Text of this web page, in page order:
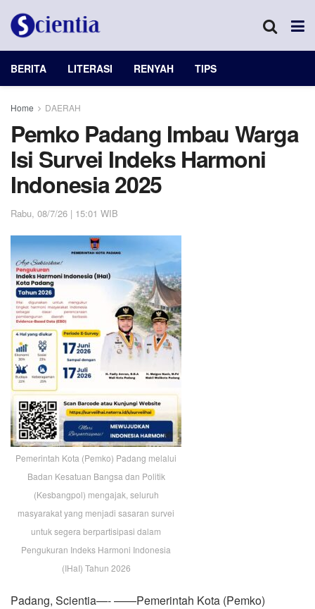
BERITA LITERASI RENYAH TIPS
Home DAERAH
Pemko Padang Imbau Warga
Isi Survei Indeks Harmoni
Indonesia 2025
Rabu, 08/7/26 | 15:01 WIB
Pemerintah Kota (Pemko) Padang melalui
Badan Kesatuan Bangsa dan Politik
(Kesbangpol) mengajak, seluruh
masyarakat yang menjadi sasaran survei
untuk segera berpartisipasi dalam
Pengukuran Indeks Harmoni Indonesia
(IHaI) Tahun 2026
Padang, Scientia—- ——Pemerintah Kota (Pemko)